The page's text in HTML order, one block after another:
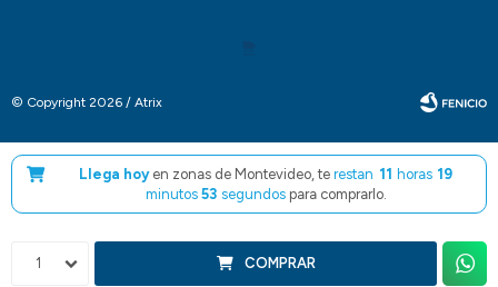
Llega hoy en zonas de Montevideo, te restan 11 horas 19
minutos 52 segundos para comprarlo.
1 COMPRAR
© Copyright 2026 / Atrix
Fenicio